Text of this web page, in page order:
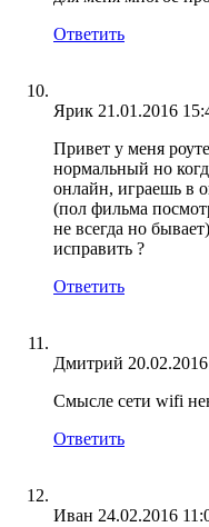
Ответить
Ярик 21.01.2016
Привет у меня
нормальный но
онлайн, играешь в
(пол фильма
не всегда но
исправить ?
Ответить
Дмитрий
Смысле сети wifi
Ответить
Иван 24.02.2016